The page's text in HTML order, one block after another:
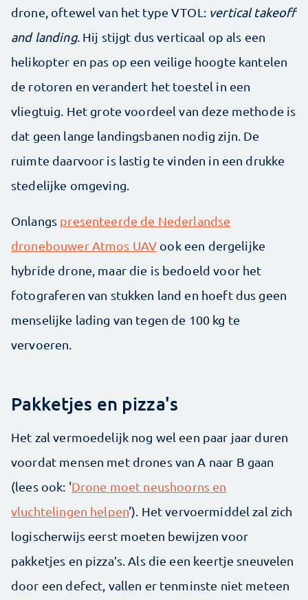
drone, oftewel van het type VTOL: vertical takeoff
and landing. Hij stijgt dus verticaal op als een
helikopter en pas op een veilige hoogte kantelen
de rotoren en verandert het toestel in een
vliegtuig. Het grote voordeel van deze methode is
dat geen lange landingsbanen nodig zijn. De
ruimte daarvoor is lastig te vinden in een drukke
stedelijke omgeving.
Onlangs presenteerde de Nederlandse
dronebouwer Atmos UAV ook een dergelijke
hybride drone, maar die is bedoeld voor het
fotograferen van stukken land en hoeft dus geen
menselijke lading van tegen de 100 kg te
vervoeren.
Pakketjes en pizza's
Het zal vermoedelijk nog wel een paar jaar duren
voordat mensen met drones van A naar B gaan
(lees ook: 'Drone moet neushoorns en
vluchtelingen helpen'). Het vervoermiddel zal zich
logischerwijs eerst moeten bewijzen voor
pakketjes en pizza’s. Als die een keertje sneuvelen
door een defect, vallen er tenminste niet meteen